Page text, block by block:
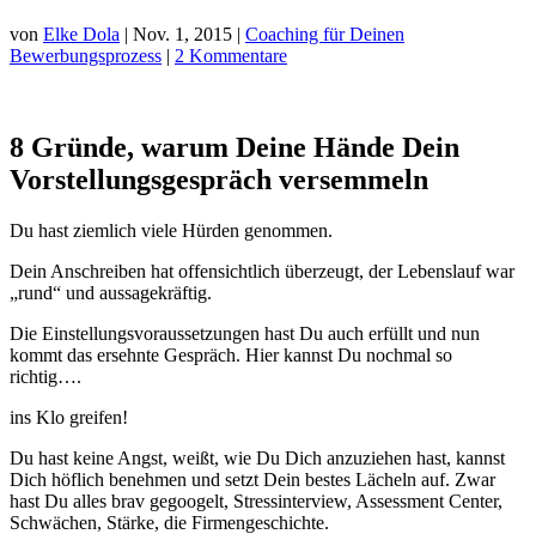
von Elke Dola | Nov. 1, 2015 | Coaching für Deinen
Bewerbungsprozess | 2 Kommentare
8 Gründe, warum Deine Hände Dein
Vorstellungsgespräch versemmeln
Du hast ziemlich viele Hürden genommen.
Dein Anschreiben hat offensichtlich überzeugt, der Lebenslauf war
„rund“ und aussagekräftig.
Die Einstellungsvoraussetzungen hast Du auch erfüllt und nun
kommt das ersehnte Gespräch. Hier kannst Du nochmal so
richtig….
ins Klo greifen!
Du hast keine Angst, weißt, wie Du Dich anzuziehen hast, kannst
Dich höflich benehmen und setzt Dein bestes Lächeln auf. Zwar
hast Du alles brav gegoogelt, Stressinterview, Assessment Center,
Schwächen, Stärke, die Firmengeschichte.